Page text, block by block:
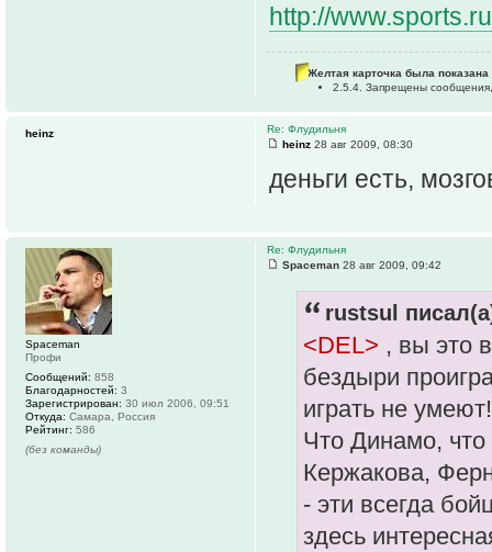
http://
Желтая карточка была показана
2.5.4. Запрещены
Re: Флудильня
heinz 28 авг 2009, 08:30
деньги есть,
heinz
Re: Флудильня
Spaceman 28 авг 2009, 09:42
rustsul
<DEL> , вы это
бездыри
играть не умеют!
Что Динамо,
Кержакова,
- эти всегда
здесь
Spaceman
Профи
Сообщений: 858
Благодарностей: 3
Зарегистрирован: 30 июл 2006, 09:51
Откуда: Самара, Россия
Рейтинг: 586
(без команды)